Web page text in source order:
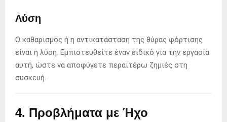
Λύση
Ο καθαρισμός ή η αντικατάσταση της θύρας φόρτισης
είναι η λύση. Εμπιστευθείτε έναν ειδικό για την εργασία
αυτή, ώστε να αποφύγετε περαιτέρω ζημιές στη
συσκευή.
4. Προβλήματα με Ήχο